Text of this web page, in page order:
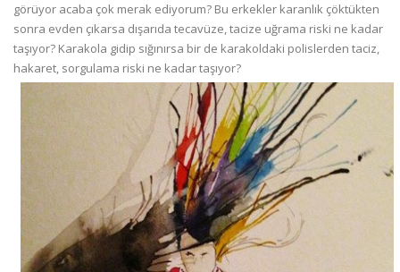
görüyor acaba çok merak ediyorum? Bu erkekler karanlık çöktükten
sonra evden çıkarsa dışarıda tecavüze, tacize uğrama riski ne kadar
taşıyor? Karakola gidip sığınırsa bir de karakoldaki polislerden taciz,
hakaret, sorgulama riski ne kadar taşıyor?